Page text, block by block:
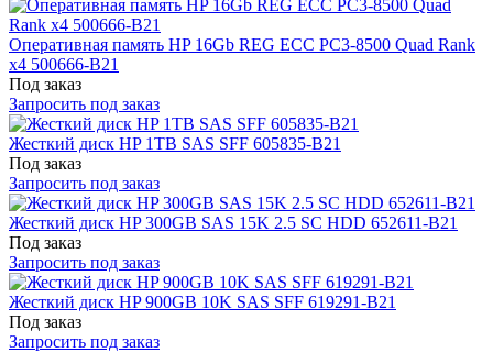
Оперативная память HP 16Gb REG ECC PC3-8500 Quad Rank
x4 500666-B21
Под заказ
Запросить под заказ
Жесткий диск HP 1TB SAS SFF 605835-B21
Под заказ
Запросить под заказ
Жесткий диск HP 300GB SAS 15K 2.5 SC HDD 652611-B21
Под заказ
Запросить под заказ
Жесткий диск HP 900GB 10K SAS SFF 619291-B21
Под заказ
Запросить под заказ